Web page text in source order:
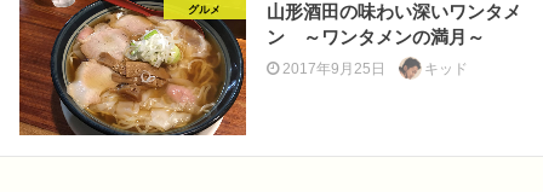
グルメ
山形酒田の味わい深いワンタメ
ン ～ワンタメンの満月～
2017年9月25日 キッド